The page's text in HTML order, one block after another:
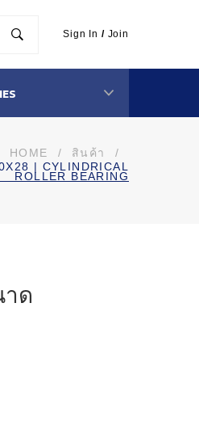
Sign In / Join
HOME / สินค้า
/
| CYLINDRICAL
ROLLER BEARING
าด